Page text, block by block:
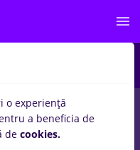
inRemote (de acasa)
IT / Telecom
o experiență
a beneficia de
de cookies.